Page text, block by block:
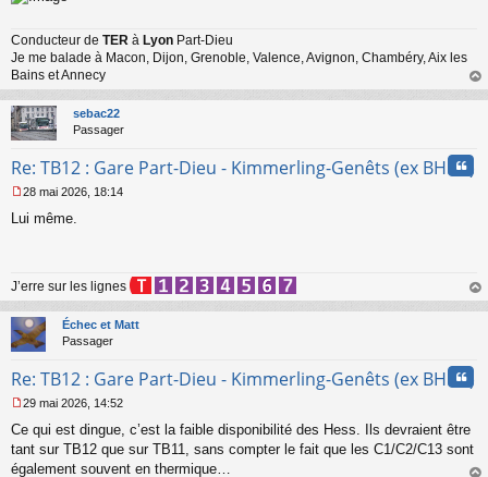
s
g
e
n
o
n
l
u
Conducteur de TER à Lyon Part-Dieu
Je me balade à Macon, Dijon, Grenoble, Valence, Avignon, Chambéry, Aix les
Bains et Annecy
au
sebac22
Passager
Re: TB12 : Gare Part-Dieu - Kimmerling-Genêts (ex BHNS)
e
g
e
n
o
n
u
28 mai 2026, 18:14
Lui même.
J’erre sur les lignes
au
Échec et Matt
Passager
Re: TB12 : Gare Part-Dieu - Kimmerling-Genêts (ex BHNS)
e
s
s
29 mai 2026, 14:52
Ce qui est dingue, c’est la faible disponibilité des Hess. Ils devraient être
tant sur TB12 que sur TB11, sans compter le fait que les C1/C2/C13 sont
également souvent en thermique…